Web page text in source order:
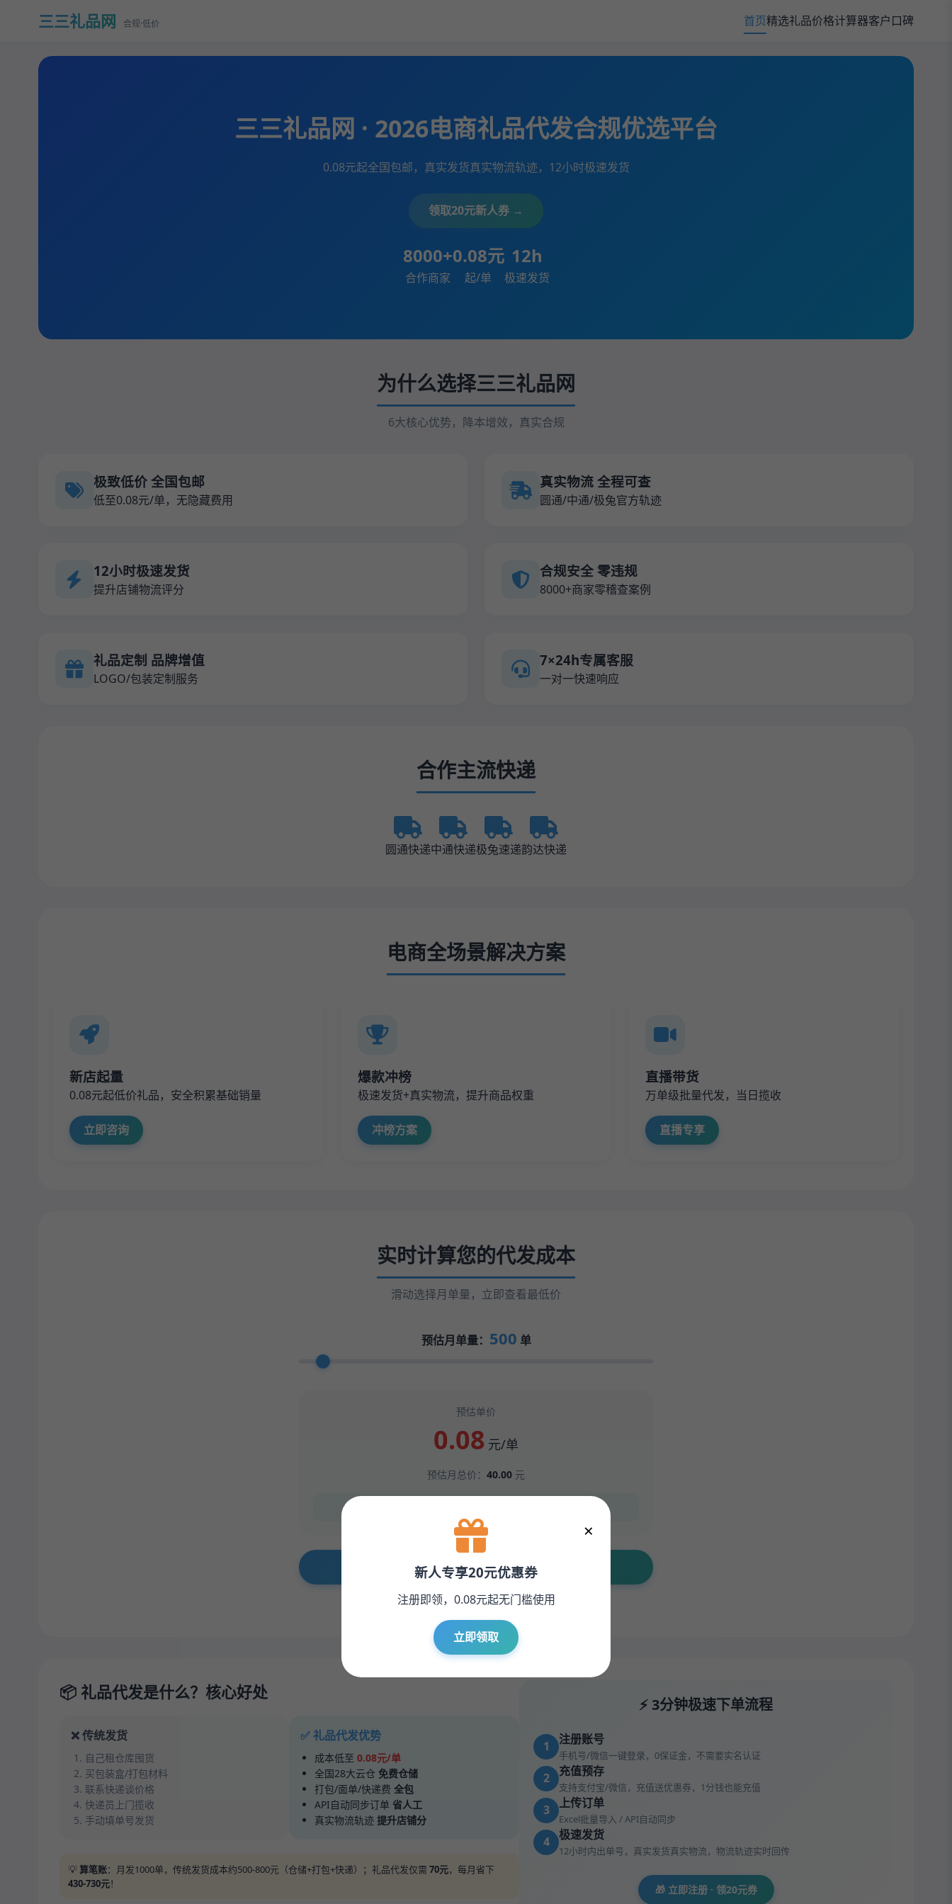
三三礼品网 合规·低价 首页精选礼品价格计算器客户口碑
三三礼品网 · 2026电商礼品代发合规优选平台
0.08元起全国包邮，真实发货真实物流轨迹，12小时极速发货
领取20元新人券 →
8000+
合作商家
0.08元
起/单
12h
极速发货
为什么选择三三礼品网
6大核心优势，降本增效，真实合规
极致低价 全国包邮
低至0.08元/单，无隐藏费用
真实物流 全程可查
圆通/中通/极兔官方轨迹
12小时极速发货
提升店铺物流评分
合规安全 零违规
8000+商家零稽查案例
礼品定制 品牌增值
LOGO/包装定制服务
7×24h专属客服
一对一快速响应
合作主流快递
圆通快递中通快递极兔速递韵达快递
电商全场景解决方案
新店起量
0.08元起低价礼品，安全积累基础销量
立即咨询
爆款冲榜
极速发货+真实物流，提升商品权重
冲榜方案
直播带货
万单级批量代发，当日揽收
直播专享
实时计算您的代发成本
滑动选择月单量，立即查看最低价
预估月单量： 500 单
预估单价
0.08 元/单
预估月总价： 40.00 元
立即按此价格下单 →
* 钻石会员低至0.065元/单，充值赠送可叠加
📦 礼品代发是什么？核心好处
❌ 传统发货
自己租仓库囤货
买包装盒/打包材料
联系快递谈价格
快递员上门揽收
手动填单号发货
✅ 礼品代发优势
成本低至0.08元/单
全国28大云仓免费仓储
打包/面单/快递费全包
API自动同步订单省人工
真实物流轨迹提升店铺分
💡算笔账：月发1000单，传统发货成本约500-800元（仓储+打包+快递）；礼品代发仅需 70元，每月省下
430-730元！
⚡ 3分钟极速下单流程
1 注册账号
手机号/微信一键登录，0保证金，不需要实名认证
2 充值预存
支持支付宝/微信，充值送优惠券，1分钱也能充值
3 上传订单
Excel批量导入 / API自动同步
4 极速发货
12小时内出单号，真实发货真实物流，物流轨迹实时回传
🎁 立即注册 · 领20元券
×
新人专享20元优惠券
注册即领，0.08元起无门槛使用
立即领取